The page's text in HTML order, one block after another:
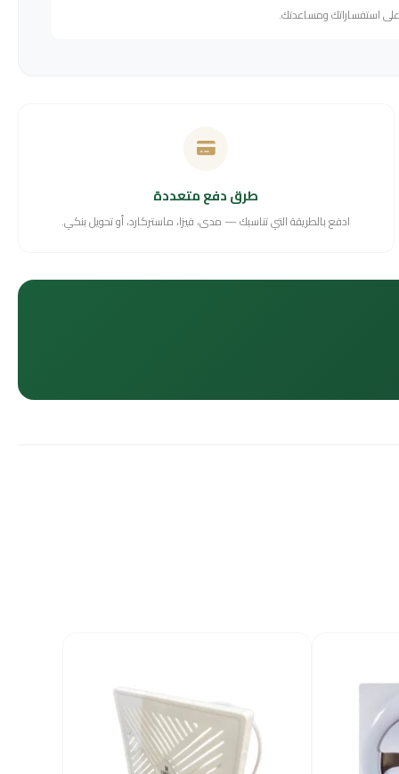
استفساراتك ومساعدتك.
طرق دفع متعددة
ادفع بالطريقة التي تناسبك — مدى، فيزا، ماستركارد، أو تحويل بنكي.